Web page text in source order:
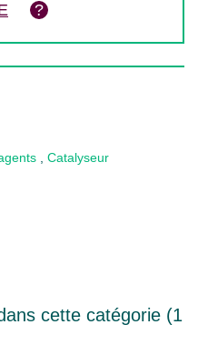
Catalyseur
cette catégorie (1